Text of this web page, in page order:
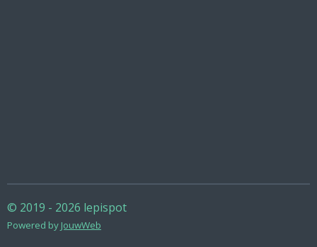
© 2019 - 2026 lepispot
Powered by JouwWeb